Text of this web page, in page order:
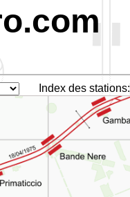
Index des stations: